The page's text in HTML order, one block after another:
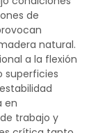
de
natural.
a la flexión
superficies
en
trabajo y